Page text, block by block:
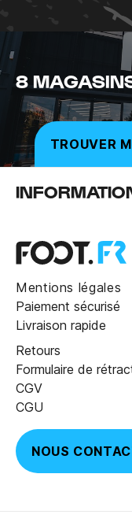
8
TROUVER
Mentions légales
Paiement sécurisé
Livraison rapide
Retours
Formulaire de
CGV
CGU
NOUS